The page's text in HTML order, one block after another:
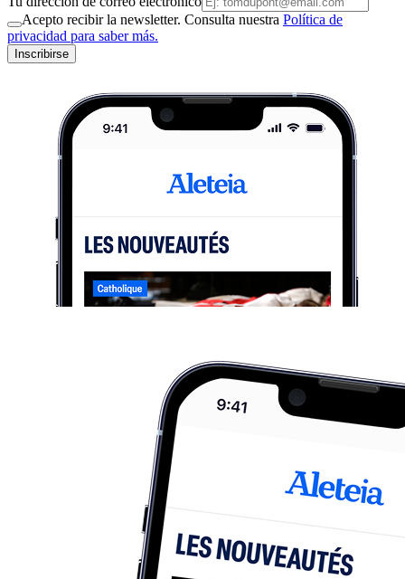
Acepto recibir la newsletter. Consulta nuestra Política de
privacidad para saber más.
Inscribirse